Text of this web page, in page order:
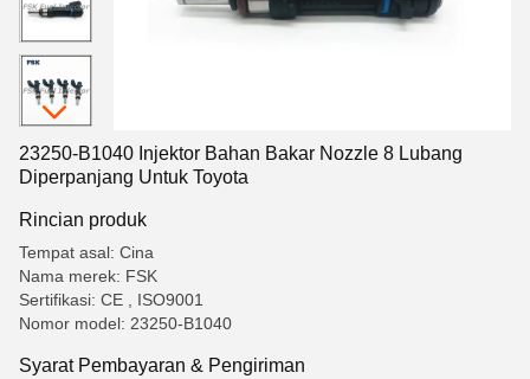
23250-B1040 Injektor Bahan Bakar Nozzle 8 Lubang
Diperpanjang Untuk Toyota
Rincian produk
Tempat asal: Cina
Nama merek: FSK
Sertifikasi: CE , ISO9001
Nomor model: 23250-B1040
Syarat Pembayaran & Pengiriman